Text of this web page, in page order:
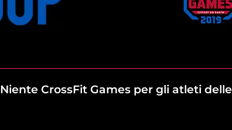
Niente CrossFit Games per gli atleti delle